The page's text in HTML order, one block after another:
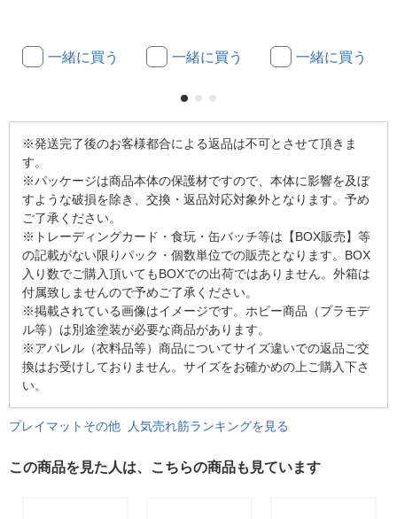
一緒に買う 一緒に買う 一緒に買う
※発送完了後のお客様都合による返品は不可とさせて頂きま
す。
※パッケージは商品本体の保護材ですので、本体に影響を及ぼ
すような破損を除き、交換・返品対応対象外となります。予め
ご了承ください。
※トレーディングカード・食玩・缶バッチ等は【BOX販売】等
の記載がない限りパック・個数単位での販売となります。BOX
入り数でご購入頂いてもBOXでの出荷ではありません。外箱は
付属致しませんので予めご了承ください。
※掲載されている画像はイメージです。ホビー商品（プラモデ
ル等）は別途塗装が必要な商品があります。
※アパレル（衣料品等）商品についてサイズ違いでの返品ご交
換はお受けしておりません。サイズをお確かめの上ご購入下さ
い。
プレイマットその他 人気売れ筋ランキングを見る
この商品を見た人は、こちらの商品も見ています